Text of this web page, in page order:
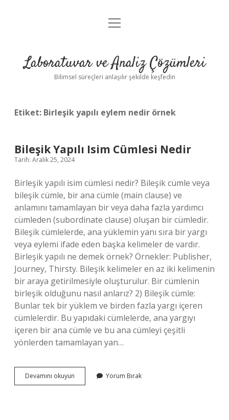
Anasayfa
Yasal Uyarı
menüyü
Laboratuvar ve Analiz Çözümleri
Bilimsel süreçleri anlaşılır şekilde keşfedin
Etiket: Birleşik yapılı eylem nedir örnek
Bileşik Yapılı Isim Cümlesi Nedir
Tarih: Aralık 25, 2024
Birleşik yapılı isim cümlesi nedir? Bileşik cümle veya
bileşik cümle, bir ana cümle (main clause) ve
anlamını tamamlayan bir veya daha fazla yardımcı
cümleden (subordinate clause) oluşan bir cümledir.
Bileşik cümlelerde, ana yüklemin yanı sıra bir yargı
veya eylemi ifade eden başka kelimeler de vardır.
Birleşik yapılı ne demek örnek? Örnekler: Publisher,
Journey, Thirsty. Bileşik kelimeler en az iki kelimenin
bir araya getirilmesiyle oluşturulur. Bir cümlenin
birleşik olduğunu nasıl anlarız? 2) Bileşik cümle:
Bunlar tek bir yüklem ve birden fazla yargı içeren
cümlelerdir. Bu yapıdaki cümlelerde, ana yargıyı
içeren bir ana cümle ve bu ana cümleyi çeşitli
yönlerden tamamlayan yan…
Devamını okuyun
Yapılı
Yorum Bırak